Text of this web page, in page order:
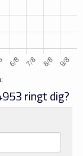
ringt dig?